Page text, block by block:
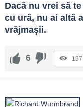
Dacă nu vrei să
cu ură, nu ai altă
vrăjmaşii.
6 197